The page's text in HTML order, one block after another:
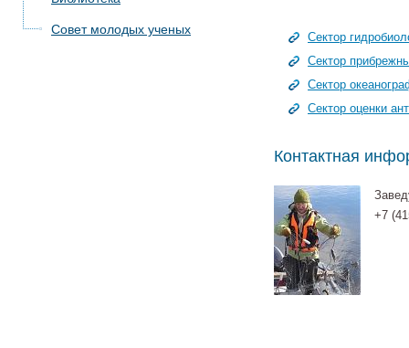
Совет молодых ученых
Сектор
Сектор
Сектор
Сектор оценки
Контактная
+7